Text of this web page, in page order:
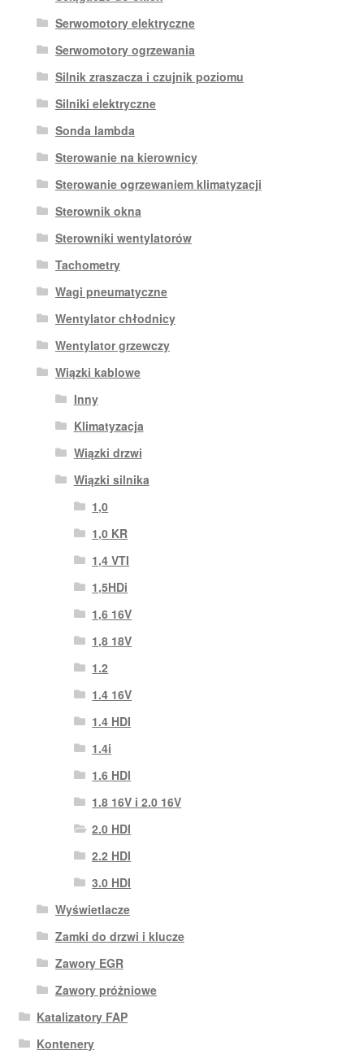
Serwomotory elektryczne
Serwomotory ogrzewania
Silnik zraszacza i czujnik poziomu
Silniki elektryczne
Sonda lambda
Sterowanie na kierownicy
Sterowanie ogrzewaniem klimatyzacji
Sterownik okna
Sterowniki wentylatorów
Tachometry
Wagi pneumatyczne
Wentylator chłodnicy
Wentylator grzewczy
Wiązki kablowe
Inny
Klimatyzacja
Wiązki drzwi
Wiązki silnika
1,0
1,0 KR
1,4 VTI
1,5HDi
1,6 16V
1,8 18V
1.2
1.4 16V
1.4 HDI
1.4i
1.6 HDI
1.8 16V i 2.0 16V
2.0 HDI
2.2 HDI
3.0 HDI
Wyświetlacze
Zamki do drzwi i klucze
Zawory EGR
Zawory próżniowe
Katalizatory FAP
Kontenery